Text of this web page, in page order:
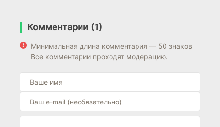
Комментарии (1)
Минимальная длина комментария — 50 знаков.
Все комментарии проходят модерацию.